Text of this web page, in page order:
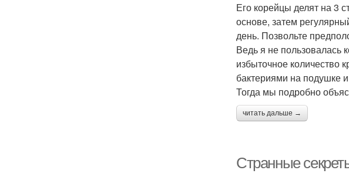
Его корейцы делят на 3
основе, затем
день. Позвольте
Ведь я не пользовалась
избыточное количество
бактериями на подушке
Тогда мы подробно
читать дальше →
Странные